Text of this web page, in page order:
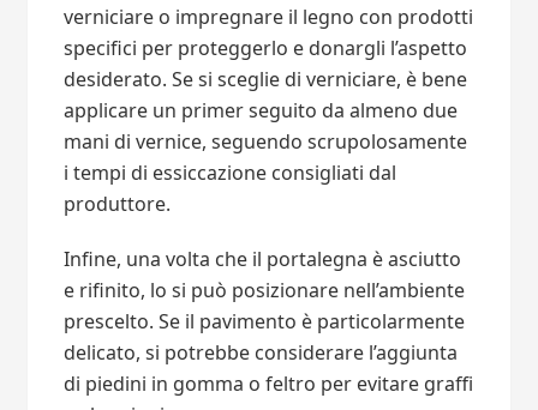
verniciare o impregnare il legno con prodotti
specifici per proteggerlo e donargli l’aspetto
desiderato. Se si sceglie di verniciare, è bene
applicare un primer seguito da almeno due
mani di vernice, seguendo scrupolosamente
i tempi di essiccazione consigliati dal
produttore.
Infine, una volta che il portalegna è asciutto
e rifinito, lo si può posizionare nell’ambiente
prescelto. Se il pavimento è particolarmente
delicato, si potrebbe considerare l’aggiunta
di piedini in gomma o feltro per evitare graffi